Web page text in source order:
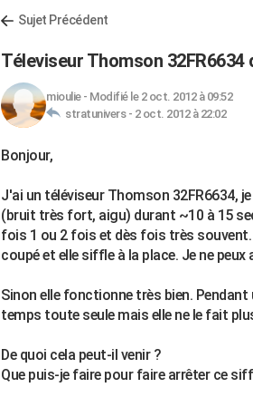
Sujet Précédent
Téleviseur Thomson
mioulie- Modifié le 2 oct. 2012 à 09:52
stratunivers - 2 oct. 2012 à 22:02
Bonjour,
J'ai un téléviseur Thomson 32FR6634,
(bruit très fort, aigu) durant ~10 à 15
fois 1 ou 2 fois et dès fois très
coupé et elle siffle à la place. Je ne
Sinon elle fonctionne très bien.
temps toute seule mais elle ne le fait
De quoi cela peut-il venir ?
Que puis-je faire pour faire arrêter ce